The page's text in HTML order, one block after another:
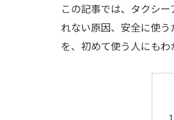
この記事では、タクシ
れない原因、安全に使
を、初めて使う人にもわ